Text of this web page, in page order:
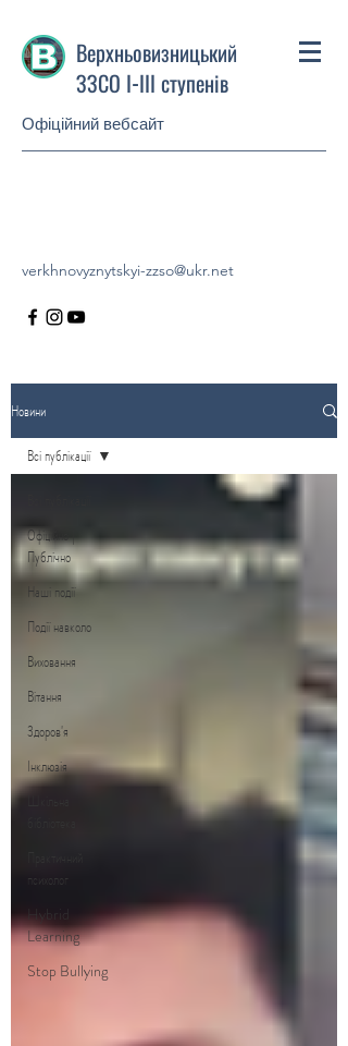
Верхньовизницький
ЗЗСО І-ІІІ ступенів
Офіційний вебсайт
verkhnovyznytskyi-zzso@ukr.net
Новини
Офіційно |
Публічно
Наші події
Події навколо
Виховання
Вітання
Здоров'я
Інклюзія
психолог
Hybrid
Learning
Stop Bullying
Всі публікації